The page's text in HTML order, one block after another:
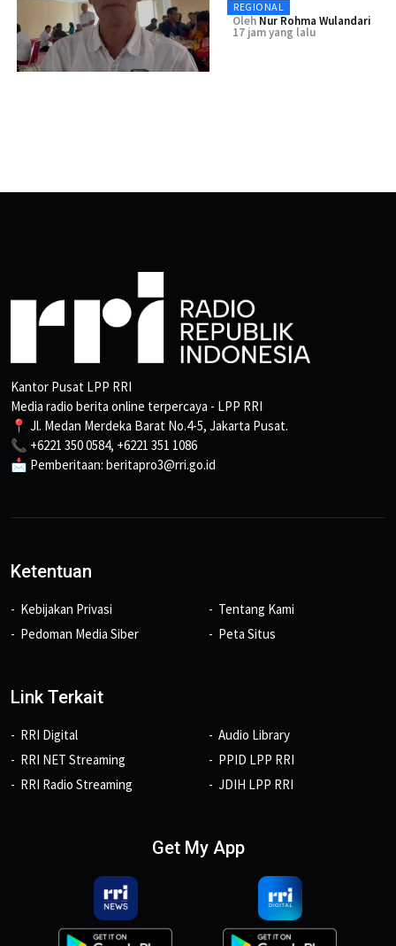
REGIONAL
Oleh Nur Rohma Wulandari
17 jam yang lalu
Kantor Pusat LPP RRI
Media radio berita online terpercaya - LPP RRI
📍 Jl. Medan Merdeka Barat No.4-5, Jakarta Pusat.
📞 +6221 350 0584, +6221 351 1086
📩 Pemberitaan: beritapro3@rri.go.id
Ketentuan
Kebijakan Privasi
Pedoman Media Siber
Tentang Kami
Peta Situs
Link Terkait
RRI Digital
RRI NET Streaming
RRI Radio Streaming
Audio Library
PPID LPP RRI
JDIH LPP RRI
Get My App